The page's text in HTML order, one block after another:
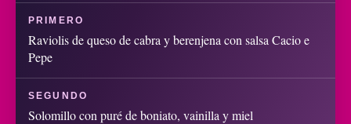
PRIMERO
Raviolis de queso de cabra y berenjena con salsa Cacio e
Pepe
SEGUNDO
Solomillo con puré de boniato, vainilla y miel